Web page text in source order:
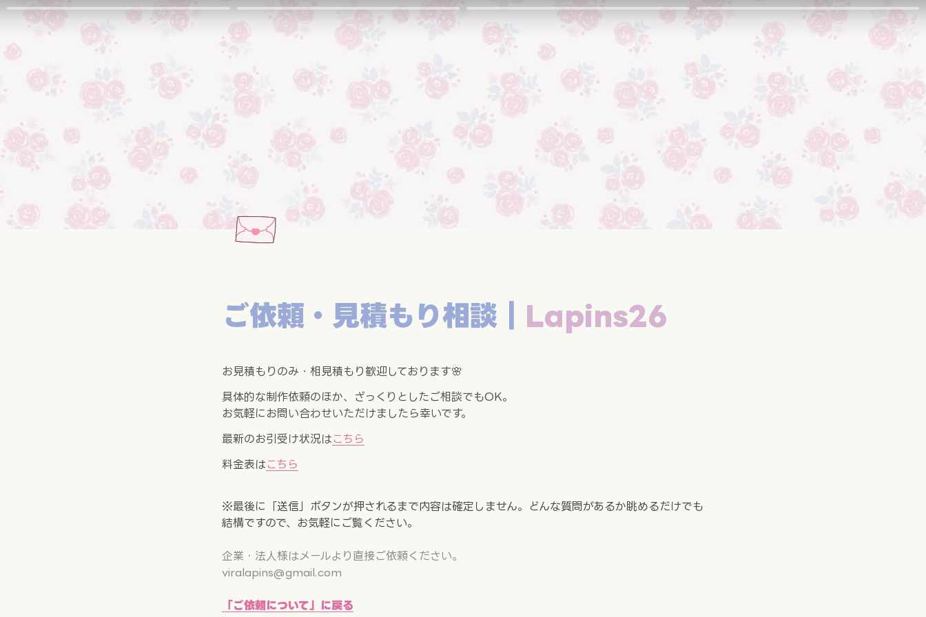
ご依頼・見積もり相談｜ Lapins26
お見積もりのみ・相見積もり歓迎しております🌸
具体的な制作依頼のほか、ざっくりとしたご相談でもOK。
お気軽にお問い合わせいただけましたら幸いです。
最新のお引受け状況はこちら
料金表はこちら
※最後に「送信」ボタンが押されるまで内容は確定しません。どんな質問があるか眺めるだけでも
企業・法人様はメールより直接ご依頼ください。
viralapins@gmail.com
「ご依頼について」に戻る